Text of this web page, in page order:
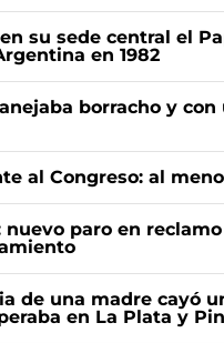
su sede central el
en 1982
borracho y
al Congreso: al
nuevo paro en
de una madre cayó
en La Plata y